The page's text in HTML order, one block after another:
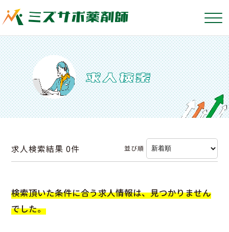
求人検索結果0件 並び順
検索頂いた条件に合う求人情報は、見つかりません
でした。